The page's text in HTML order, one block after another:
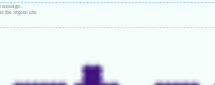
manage.
the xtgem site.